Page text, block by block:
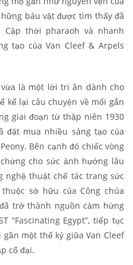
báu vật được tìm thấy đã
thời pharaoh và nhanh
tạo của Van Cleef & Arpels
vừa là một lời tri ân dành cho
kể lại câu chuyện về mối gắn
giai đoạn từ thập niên 1930
đặt mua nhiều sáng tạo của
Bên cạnh đó chiếc vòng
cho sức ảnh hưởng lâu
nghệ thuật chế tác trang sức
sở hữu của Công chúa
trở thành nguồn cảm hứng
“Fascinating Egypt”, tiếp tục
một thế kỷ giữa Van Cleef
cổ đại.